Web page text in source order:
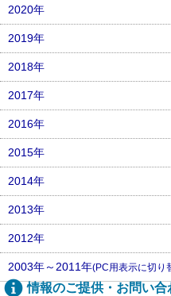
2020年
2019年
2018年
2017年
2016年
2015年
2014年
2013年
2012年
2003年～2011年(PC用表示に切り
情報のご提供・お問い合